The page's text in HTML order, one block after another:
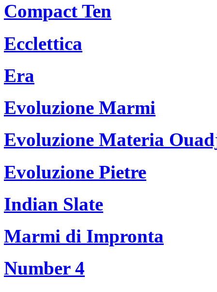
Compact Ten
Ecclettica
Era
Evoluzione Marmi
Evoluzione Materia
Evoluzione Pietre
Indian Slate
Marmi di Impronta
Number 4